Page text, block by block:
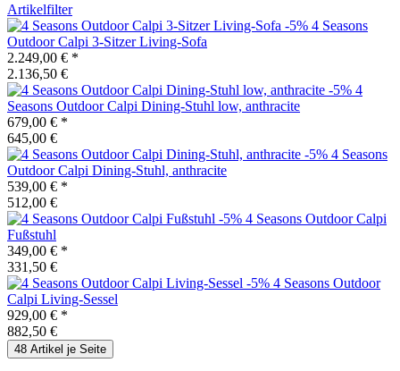
Artikelfilter
-5% 4 Seasons
OutdoorCalpi 3-Sitzer Living-Sofa
2.249,00 € *
2.136,50 €
-5% 4
Seasons OutdoorCalpi Dining-Stuhl low, anthracite
679,00 € *
645,00 €
-5% 4 Seasons
OutdoorCalpi Dining-Stuhl, anthracite
539,00 € *
512,00 €
-5% 4 Seasons OutdoorCalpi
Fußstuhl
349,00 € *
331,50 €
-5% 4 Seasons Outdoor
Calpi Living-Sessel
929,00 € *
882,50 €
48 Artikel je Seite